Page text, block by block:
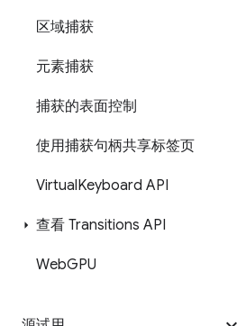
区域捕获
元素捕获
捕获的表面控制
使用捕获句柄共享标签页
VirtualKeyboard API
查看 Transitions API
WebGPU